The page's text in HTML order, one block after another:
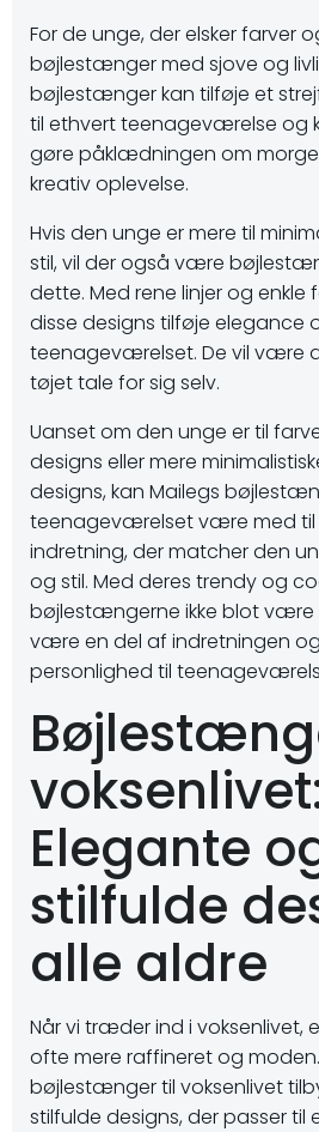
For de unge, der elsker farver
bøjlestænger med sjove og
bøjlestænger kan tilføje et
til ethvert teenageværelse og
gøre påklædningen om
kreativ oplevelse.
Hvis den unge er mere til
stil, vil der også være
dette. Med rene linjer og enkle
disse designs tilføje elegance
teenageværelset. De vil være
tøjet tale for sig selv.
Uanset om den unge er til
designs eller mere
designs, kan Mailegs
teenageværelset være med til
indretning, der matcher den
og stil. Med deres trendy og
bøjlestængerne ikke blot være
være en del af indretningen
personlighed til
Elegante
stilfulde
alle aldre
Når vi træder ind i voksenlivet,
ofte mere raffineret og
bøjlestænger til voksenlivet
stilfulde designs, der passer til